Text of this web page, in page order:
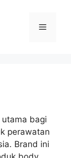
Menu
utama bagi
perawatan
Brand ini